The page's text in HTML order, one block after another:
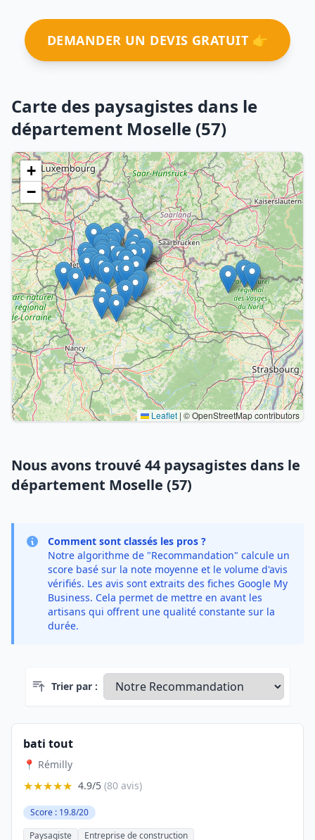
DEMANDER UN DEVIS GRATUIT 👉
Carte des paysagistes dans le
département Moselle (57)
+
−
Leaflet | © OpenStreetMap contributors
Nous avons trouvé 44 paysagistes dans le
département Moselle (57)
Comment sont classés les pros ?
Notre algorithme de "Recommandation" calcule un
score basé sur la note moyenne et le volume d'avis
vérifiés. Les avis sont extraits des fiches Google My
Business. Cela permet de mettre en avant les
artisans qui offrent une qualité constante sur la
durée.
Trier par :
bati tout
📍 Rémilly
★★★★★ 4.9/5 (80 avis)
Score : 19.8/20
Paysagiste
Entreprise de construction